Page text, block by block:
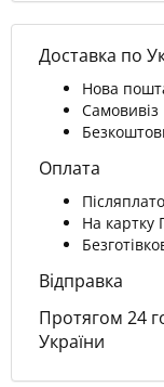
Доставка по
Нова
Самовивіз
Оплата
На картку
Відправка
Протягом 24
України